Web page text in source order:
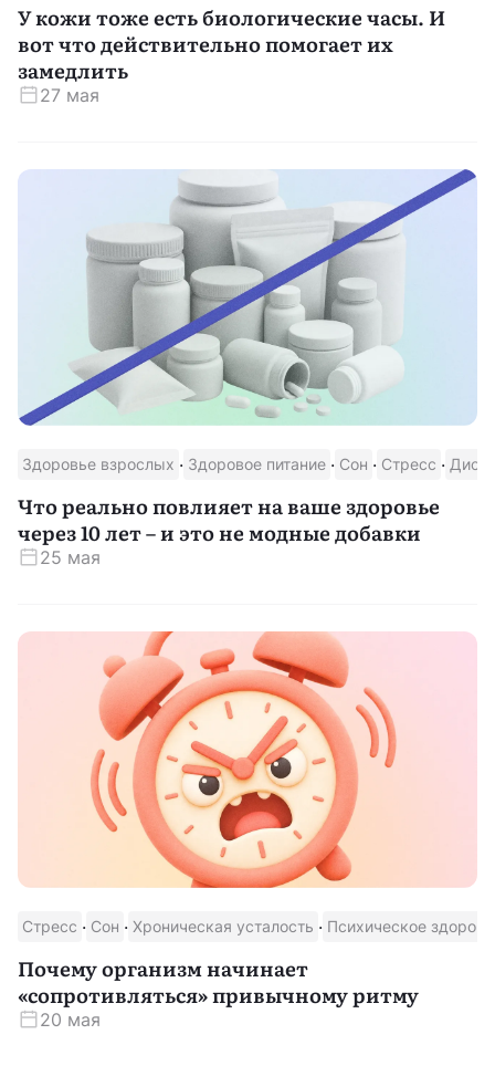
У кожи тоже есть биологические часы. И
вот что действительно помогает их
замедлить
27 мая
Здоровье взрослых · Здоровое питание · Сон · Стресс ·
Что реально повлияет на ваше здоровье
через 10 лет – и это не модные добавки
25 мая
Стресс · Сон · Хроническая усталость · Психическое
Почему организм начинает
«сопротивляться» привычному ритму
20 мая